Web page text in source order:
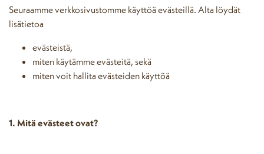
Seuraamme verkkosivustomme käyttöä evästeillä. Alta löydät
lisätietoa
evästeistä,
miten käytämme evästeitä, sekä
miten voit hallita evästeiden käyttöä
1. Mitä evästeet ovat?